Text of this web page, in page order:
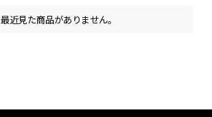
最近見た商品がありません。